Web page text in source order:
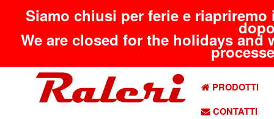
Siamo chiusi per ferie e
We are closed for the holidays
PRODOTTI
CONTATTI